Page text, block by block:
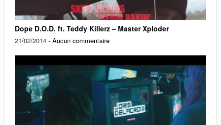
Dope D.O.D. ft. Teddy Killerz – Master Xploder
21/02/2014 - Aucun commentaire